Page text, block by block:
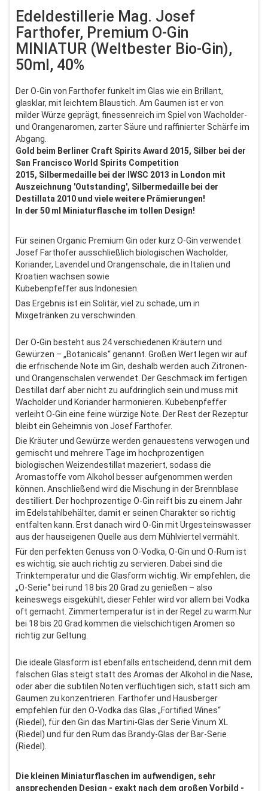
Edeldestillerie Mag. Josef
Farthofer, Premium O-Gin
MINIATUR (Weltbester Bio-Gin),
50ml, 40%
Der O-Gin von Farthofer funkelt im Glas wie ein Brillant,
glasklar, mit leichtem Blaustich. Am Gaumen ist er von
milder Würze geprägt, finessenreich im Spiel von Wacholder-
und Orangenaromen, zarter Säure und raffinierter Schärfe im
Abgang.
Gold beim Berliner Craft Spirits Award 2015, Silber bei der
San Francisco World Spirits Competition
2015, Silbermedaille bei der IWSC 2013 in London mit
Auszeichnung 'Outstanding', Silbermedaille bei der
Destillata 2010 und viele weitere Prämierungen!
In der 50 ml Miniaturflasche im tollen Design!
Für seinen Organic Premium Gin oder kurz O-Gin verwendet
Josef Farthofer ausschließlich biologischen Wacholder,
Koriander, Lavendel und Orangenschale, die in Italien und
Kroatien wachsen sowie
Kubebenpfeffer aus Indonesien.
Das Ergebnis ist ein Solitär, viel zu schade, um in
Mixgetränken zu verschwinden.
Der O-Gin besteht aus 24 verschiedenen Kräutern und
Gewürzen – „Botanicals“ genannt. Großen Wert legen wir auf
die erfrischende Note im Gin, deshalb werden auch Zitronen-
und Orangenschalen verwendet. Der Geschmack im fertigen
Destillat darf aber nicht zu aufdringlich sein und muss mit
Wacholder und Koriander harmonieren. Kubebenpfeffer
verleiht O-Gin eine feine würzige Note. Der Rest der Rezeptur
bleibt ein Geheimnis von Josef Farthofer.
Die Kräuter und Gewürze werden genauestens verwogen und
gemischt und mehrere Tage im hochprozentigen
biologischen Weizendestillat mazeriert, sodass die
Aromastoffe vom Alkohol besser aufgenommen werden
können. Anschließend wird die Mischung in der Brennblase
destilliert. Der hochprozentige O-Gin reift bis zu einem Jahr
im Edelstahlbehälter, damit er seinen Charakter so richtig
entfalten kann. Erst danach wird O-Gin mit Urgesteinswasser
aus der hauseigenen Quelle aus dem Mühlviertel vermählt.
Für den perfekten Genuss von O-Vodka, O-Gin und O-Rum ist
es wichtig, sie auch richtig zu servieren. Dabei sind die
Trinktemperatur und die Glasform wichtig. Wir empfehlen, die
„O-Serie“ bei rund 18 bis 20 Grad zu genießen – also
keineswegs eisgekühlt, dieser Fehler wird vor allem bei Vodka
oft gemacht. Zimmertemperatur ist in der Regel zu warm.Nur
bei 18 bis 20 Grad kommen die vielschichtigen Aromen so
richtig zur Geltung.
Die ideale Glasform ist ebenfalls entscheidend, denn mit dem
falschen Glas steigt statt des Aromas der Alkohol in die Nase,
oder aber die subtilen Noten verflüchtigen sich, statt sich am
Gaumen zu konzentrieren. Farthofer und Hausberger
empfehlen für den O-Vodka das Glas „Fortified Wines“
(Riedel), für den Gin das Martini-Glas der Serie Vinum XL
(Riedel) und für den Rum das Brandy-Glas der Bar-Serie
(Riedel).
Die kleinen Miniaturflaschen im aufwendigen, sehr
ansprechenden Design - exakt nach dem großen Vorbild -